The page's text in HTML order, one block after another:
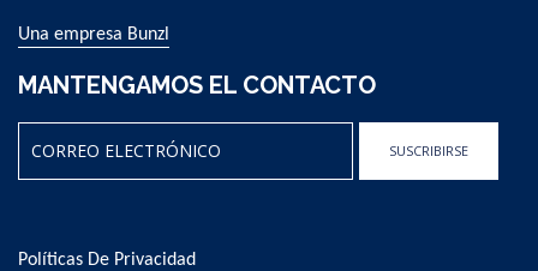
Una empresa Bunzl
MANTENGAMOS EL CONTACTO
Our
SUSCRIBIRSE
Políticas De Privacidad